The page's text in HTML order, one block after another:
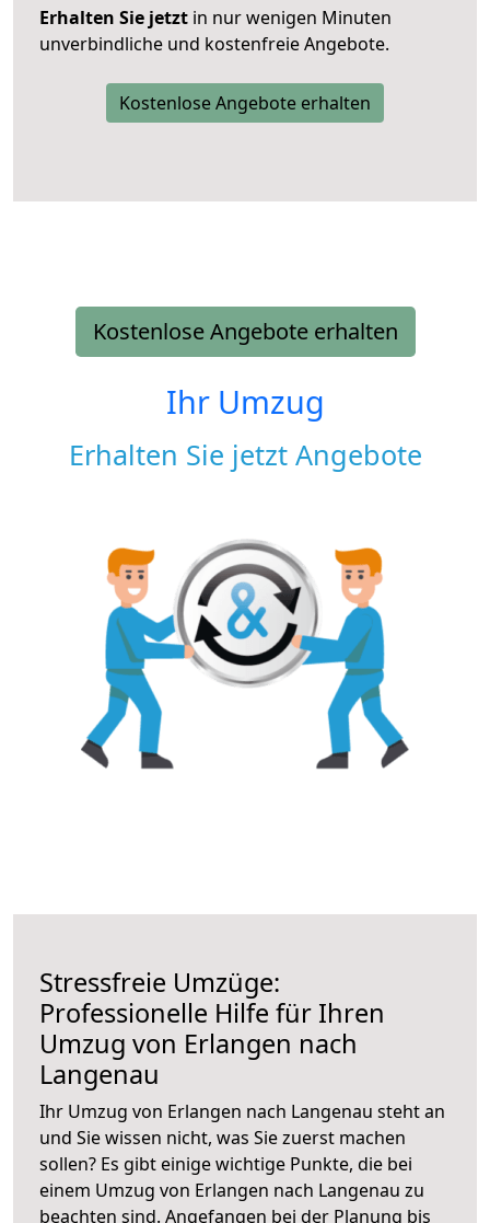
Erhalten Sie jetzt in nur wenigen Minuten
unverbindliche und kostenfreie Angebote.
Kostenlose Angebote erhalten
Kostenlose Angebote erhalten
Ihr Umzug
Erhalten Sie jetzt Angebote
Stressfreie Umzüge:
Professionelle Hilfe für Ihren
Umzug von Erlangen nach
Langenau
Ihr Umzug von Erlangen nach Langenau steht an
und Sie wissen nicht, was Sie zuerst machen
sollen? Es gibt einige wichtige Punkte, die bei
einem Umzug von Erlangen nach Langenau zu
beachten sind. Angefangen bei der Planung bis